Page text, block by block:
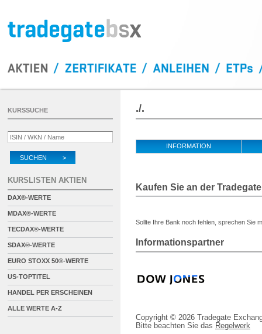
./.
INFORMATION
Kaufen Sie an der
Sollte Ihre Bank noch fehlen, sprechen Sie
Informationspartner
Copyright © 2026 Tradegate
Bitte beachten Sie das Regelwerk
KURSSUCHE
SUCHEN >
KURSLISTEN AKTIEN
DAX®-WERTE
MDAX®-WERTE
TECDAX®-WERTE
SDAX®-WERTE
EURO STOXX 50®-WERTE
US-TOPTITEL
HANDEL PER ERSCHEINEN
ALLE WERTE A-Z